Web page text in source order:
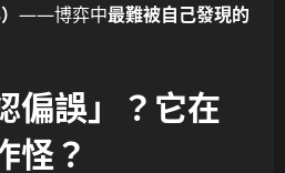
——博弈中最難被自己發現的
偏誤」？它在
怪？